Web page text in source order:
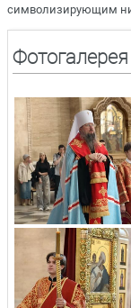
символизирующим
Фотогалерея